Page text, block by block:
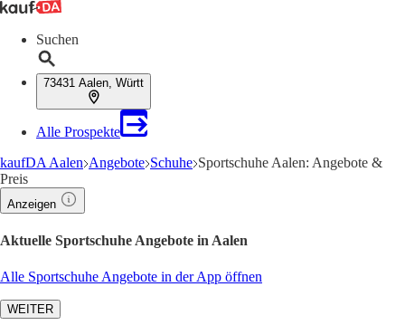
Suchen
73431 Aalen, Württ
Alle Prospekte
kaufDA Aalen Angebote Schuhe Sportschuhe Aalen: Angebote &
Preis
Anzeigen
Aktuelle Sportschuhe Angebote in Aalen
Alle Sportschuhe Angebote in der App öffnen
WEITER